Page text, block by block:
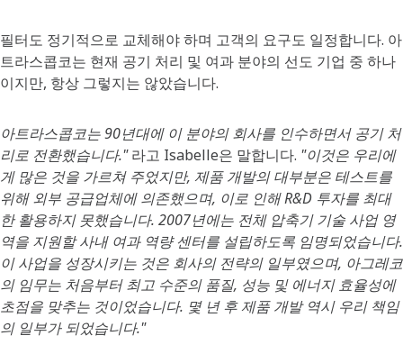
필터도 정기적으로 교체해야 하며 고객의 요구도 일정합니다. 아
트라스콥코는 현재 공기 처리 및 여과 분야의 선도 기업 중 하나
이지만, 항상 그렇지는 않았습니다.
아트라스콥코는 90년대에 이 분야의 회사를 인수하면서 공기 처
리로 전환했습니다."라고 Isabelle은 말합니다. "이것은 우리에
게 많은 것을 가르쳐 주었지만, 제품 개발의 대부분은 테스트를
위해 외부 공급업체에 의존했으며, 이로 인해 R&D 투자를 최대
한 활용하지 못했습니다. 2007년에는 전체 압축기 기술 사업 영
역을 지원할 사내 여과 역량 센터를 설립하도록 임명되었습니다.
이 사업을 성장시키는 것은 회사의 전략의 일부였으며, 아그레코
의 임무는 처음부터 최고 수준의 품질, 성능 및 에너지 효율성에
초점을 맞추는 것이었습니다. 몇 년 후 제품 개발 역시 우리 책임
의 일부가 되었습니다."